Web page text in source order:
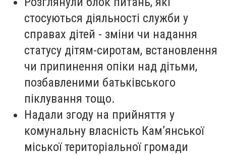
стосуються діяльності служби у
справах дітей - зміни чи надання
статусу дітям-сиротам, встановлення
чи припинення опіки над дітьми,
позбавленими батьківського
піклування тощо.
Надали згоду на прийняття у
комунальну власність Кам’янської
міської територіальної громади